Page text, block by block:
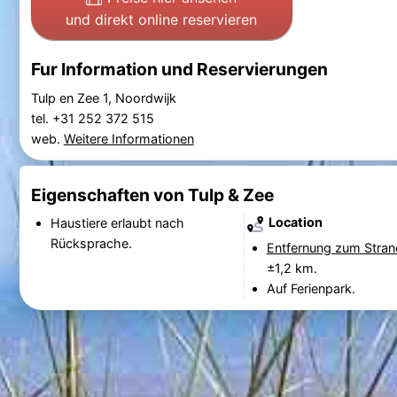
und direkt online reservieren
Fur Information und Reservierungen
Tulp en Zee 1, Noordwijk
tel. +31 252 372 515
web. Weitere Informationen
Eigenschaften von Tulp & Zee
Haustiere erlaubt nach
Rücksprache.
Location
Entfernung zum
±1,2 km.
Auf Ferienpark.